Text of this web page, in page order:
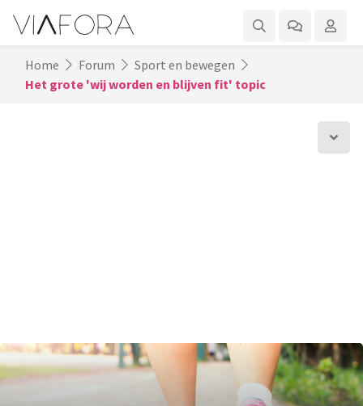
Home Forum
Sport en bewegen
Het grote 'wij worden en blijven fit' topic